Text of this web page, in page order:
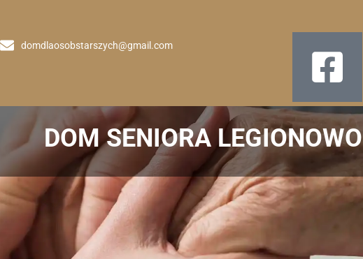
domdlaosobstarszych@gmail.com
DOM SENIORA LEGIONOWO